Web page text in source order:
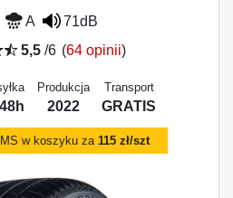
A
71dB
5,5/6 (64 opinii)
Produkcja
2022
Transport
GRATIS
w koszyku za 115 zł/szt